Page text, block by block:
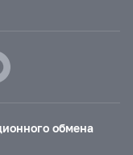
обмена